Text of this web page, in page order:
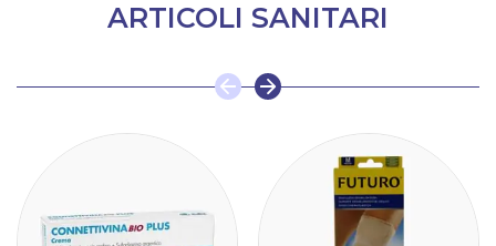
ARTICOLI SANITARI